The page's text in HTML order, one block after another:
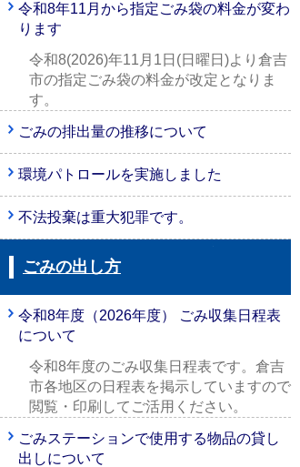
令和8年11月から指定ごみ袋の料金が変わ
ります
令和8(2026)年11月1日(日曜日)より倉吉
市の指定ごみ袋の料金が改定となりま
す。
ごみの排出量の推移について
環境パトロールを実施しました
不法投棄は重大犯罪です。
ごみの出し方
令和8年度（2026年度） ごみ収集日程表
について
令和8年度のごみ収集日程表です。倉吉
市各地区の日程表を掲示していますので
閲覧・印刷してご活用ください。
ごみステーションで使用する物品の貸し
出しについて